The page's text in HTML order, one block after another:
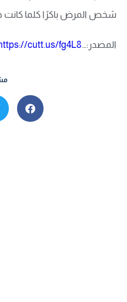
شخص المرض باكرًا كلما كانت
المصدر:…cutt.us/fg4L8